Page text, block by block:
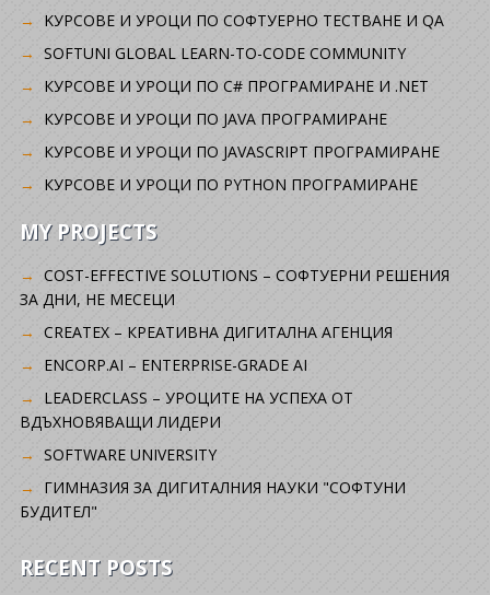
KУРСОВЕ И УРОЦИ ПО СОФТУЕРНО ТЕСТВАНЕ И QA
SOFTUNI GLOBAL LEARN-TO-CODE COMMUNITY
КУРСОВЕ И УРОЦИ ПО C# ПРОГРАМИРАНЕ И .NET
КУРСОВЕ И УРОЦИ ПО JAVA ПРОГРАМИРАНЕ
КУРСОВЕ И УРОЦИ ПО JAVASCRIPT ПРОГРАМИРАНЕ
КУРСОВЕ И УРОЦИ ПО PYTHON ПРОГРАМИРАНЕ
MY PROJECTS
COST-EFFECTIVE SOLUTIONS – СОФТУЕРНИ РЕШЕНИЯ
ЗА ДНИ, НЕ МЕСЕЦИ
CREATEX – КРЕАТИВНА ДИГИТАЛНА АГЕНЦИЯ
ENCORP.AI – ENTERPRISE-GRADE AI
LEADERCLASS – УРОЦИТЕ НА УСПЕХА ОТ
ВДЪХНОВЯВАЩИ ЛИДЕРИ
SOFTWARE UNIVERSITY
ГИМНАЗИЯ ЗА ДИГИТАЛНИЯ НАУКИ "СОФТУНИ
БУДИТЕЛ"
RECENT POSTS